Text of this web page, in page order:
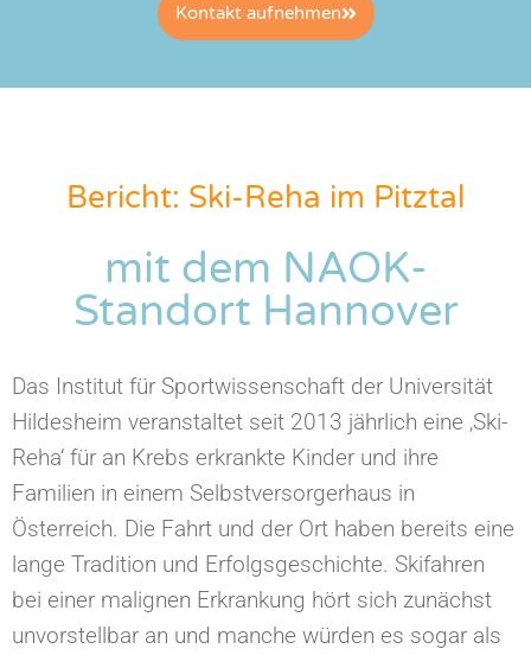
Kontakt aufnehmen
Bericht: Ski-Reha im Pitztal
mit dem NAOK-
Standort Hannover
Das Institut für Sportwissenschaft der Universität
Hildesheim veranstaltet seit 2013 jährlich eine ‚Ski-
Reha‘ für an Krebs erkrankte Kinder und ihre
Familien in einem Selbstversorgerhaus in
Österreich. Die Fahrt und der Ort haben bereits eine
lange Tradition und Erfolgsgeschichte. Skifahren
bei einer malignen Erkrankung hört sich zunächst
unvorstellbar an und manche würden es sogar als